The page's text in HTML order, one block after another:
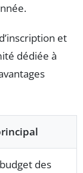
et
dédiée à
des